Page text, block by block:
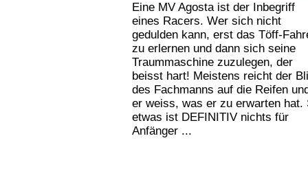
Eine MV Agosta ist der Inbegriff
eines Racers. Wer sich nicht
gedulden kann, erst das Töff-
zu erlernen und dann sich seine
Traummaschine zuzulegen, der
beisst hart! Meistens reicht der
des Fachmanns auf die Reifen
er weiss, was er zu erwarten hat.
etwas ist DEFINITIV nichts für
Anfänger ...